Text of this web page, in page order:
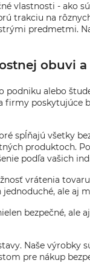
vlastnosti - ako
trakciu na
predmetmi.
obuvi
alebo
poskytujúce
spĺňajú všetky
produktoch.
podľa vašich
vrátenia
ale aj
bezpečné, ale
Naše
pre nákup